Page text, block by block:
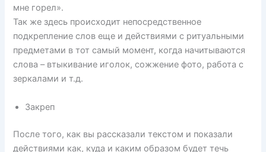
мне горел».
Так же здесь происходит непосредственное
подкрепление слов еще и действиями с ритуальными
предметами в тот самый момент, когда начитываются
слова – втыкивание иголок, сожжение фото, работа с
зеркалами и т.д.
Закреп
После того, как вы рассказали текстом и показали
действиями как, куда и каким образом будет течь